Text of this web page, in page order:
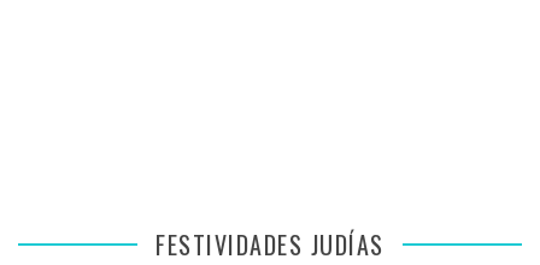
FESTIVIDADES JUDÍAS